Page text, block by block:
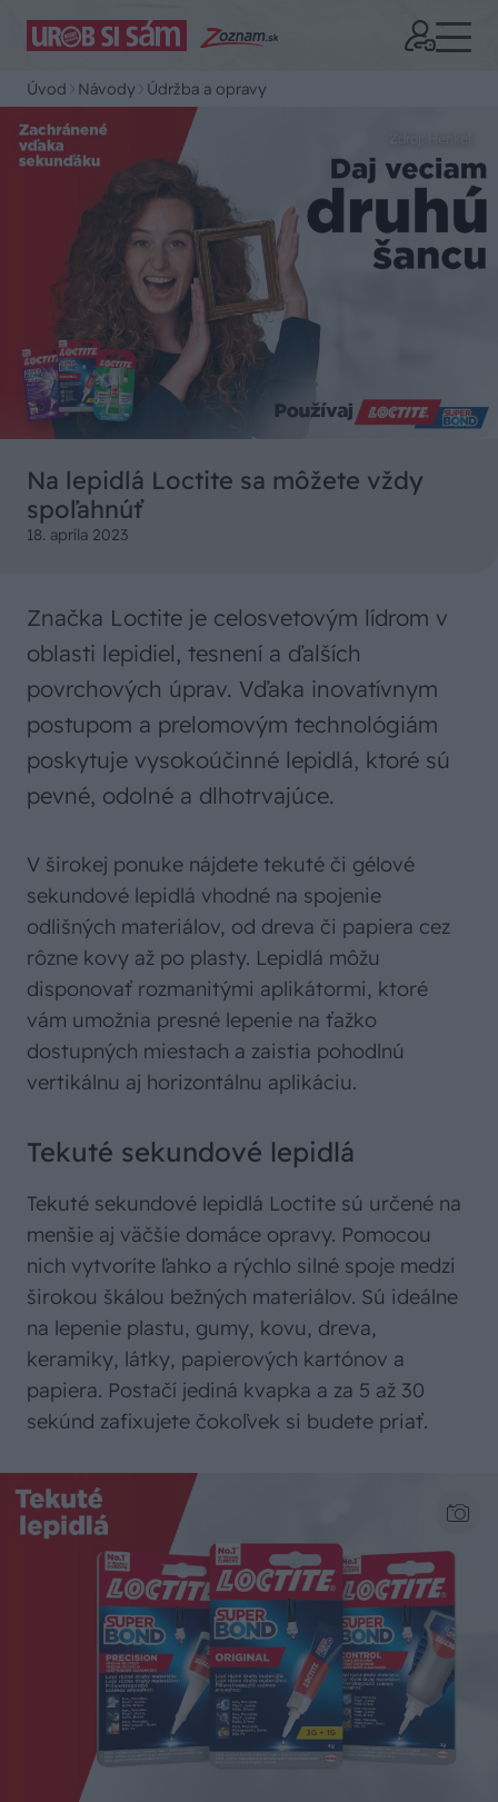
Úvod Návody Údržba a opravy
Na lepidlá Loctite sa môžete vždy
spoľahnúť
18. apríla 2023
Značka Loctite je celosvetovým lídrom v
oblasti lepidiel, tesnení a ďalších
povrchových úprav. Vďaka inovatívnym
postupom a prelomovým technológiám
poskytuje vysokoúčinné lepidlá, ktoré sú
pevné, odolné a dlhotrvajúce.
V širokej ponuke nájdete tekuté či gélové
sekundové lepidlá vhodné na spojenie
odlišných materiálov, od dreva či papiera cez
rôzne kovy až po plasty. Lepidlá môžu
disponovať rozmanitými aplikátormi, ktoré
vám umožnia presné lepenie na ťažko
dostupných miestach a zaistia pohodlnú
vertikálnu aj horizontálnu aplikáciu.
Tekuté sekundové lepidlá
Tekuté sekundové lepidlá Loctite sú určené na
menšie aj väčšie domáce opravy. Pomocou
nich vytvoríte ľahko a rýchlo silné spoje medzi
širokou škálou bežných materiálov. Sú ideálne
na lepenie plastu, gumy, kovu, dreva,
keramiky, látky, papierových kartónov a
papiera. Postačí jediná kvapka a za 5 až 30
sekúnd zafixujete čokoľvek si budete priať.